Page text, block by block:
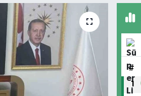
#
1